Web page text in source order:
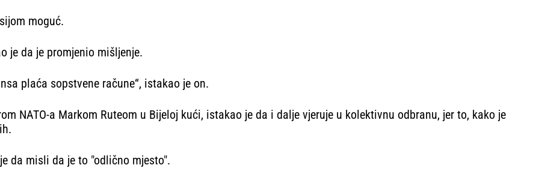
moguć.
je da je promjenio mišljenje.
plaća sopstvene račune“, istakao je on.
NATO-a Markom Ruteom u Bijeloj kući, istakao je da i dalje vjeruje u kolektivnu odbranu, jer to, kako je
da misli da je to "odlično mjesto".